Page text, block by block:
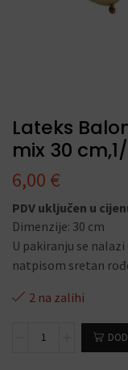
Lateks
mix 30
6,00 €
PDV uključen u
Dimenzije: 30 cm
U pakiranju se
natpisom sretan
2 na zalihi